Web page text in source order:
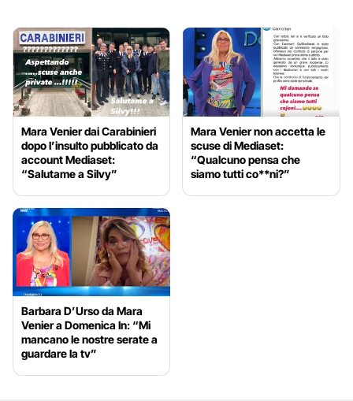
Mara Venier dai Carabinieri
dopo l’insulto pubblicato da
account Mediaset:
“Salutame a Silvy”
Mara Venier non accetta le
scuse di Mediaset:
“Qualcuno pensa che
siamo tutti co**ni?”
Barbara D’Urso da Mara
Venier a Domenica In: “Mi
mancano le nostre serate a
guardare la tv”